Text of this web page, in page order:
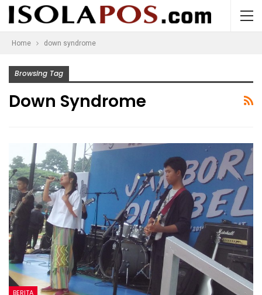
Home down syndrome
Browsing Tag
Down Syndrome
BERITA